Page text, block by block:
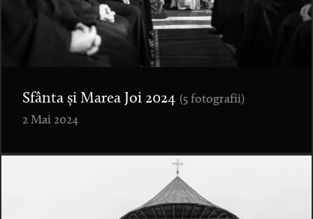
Sfânta și Marea Joi 2024 (5 fotografii)
2 Mai 2024